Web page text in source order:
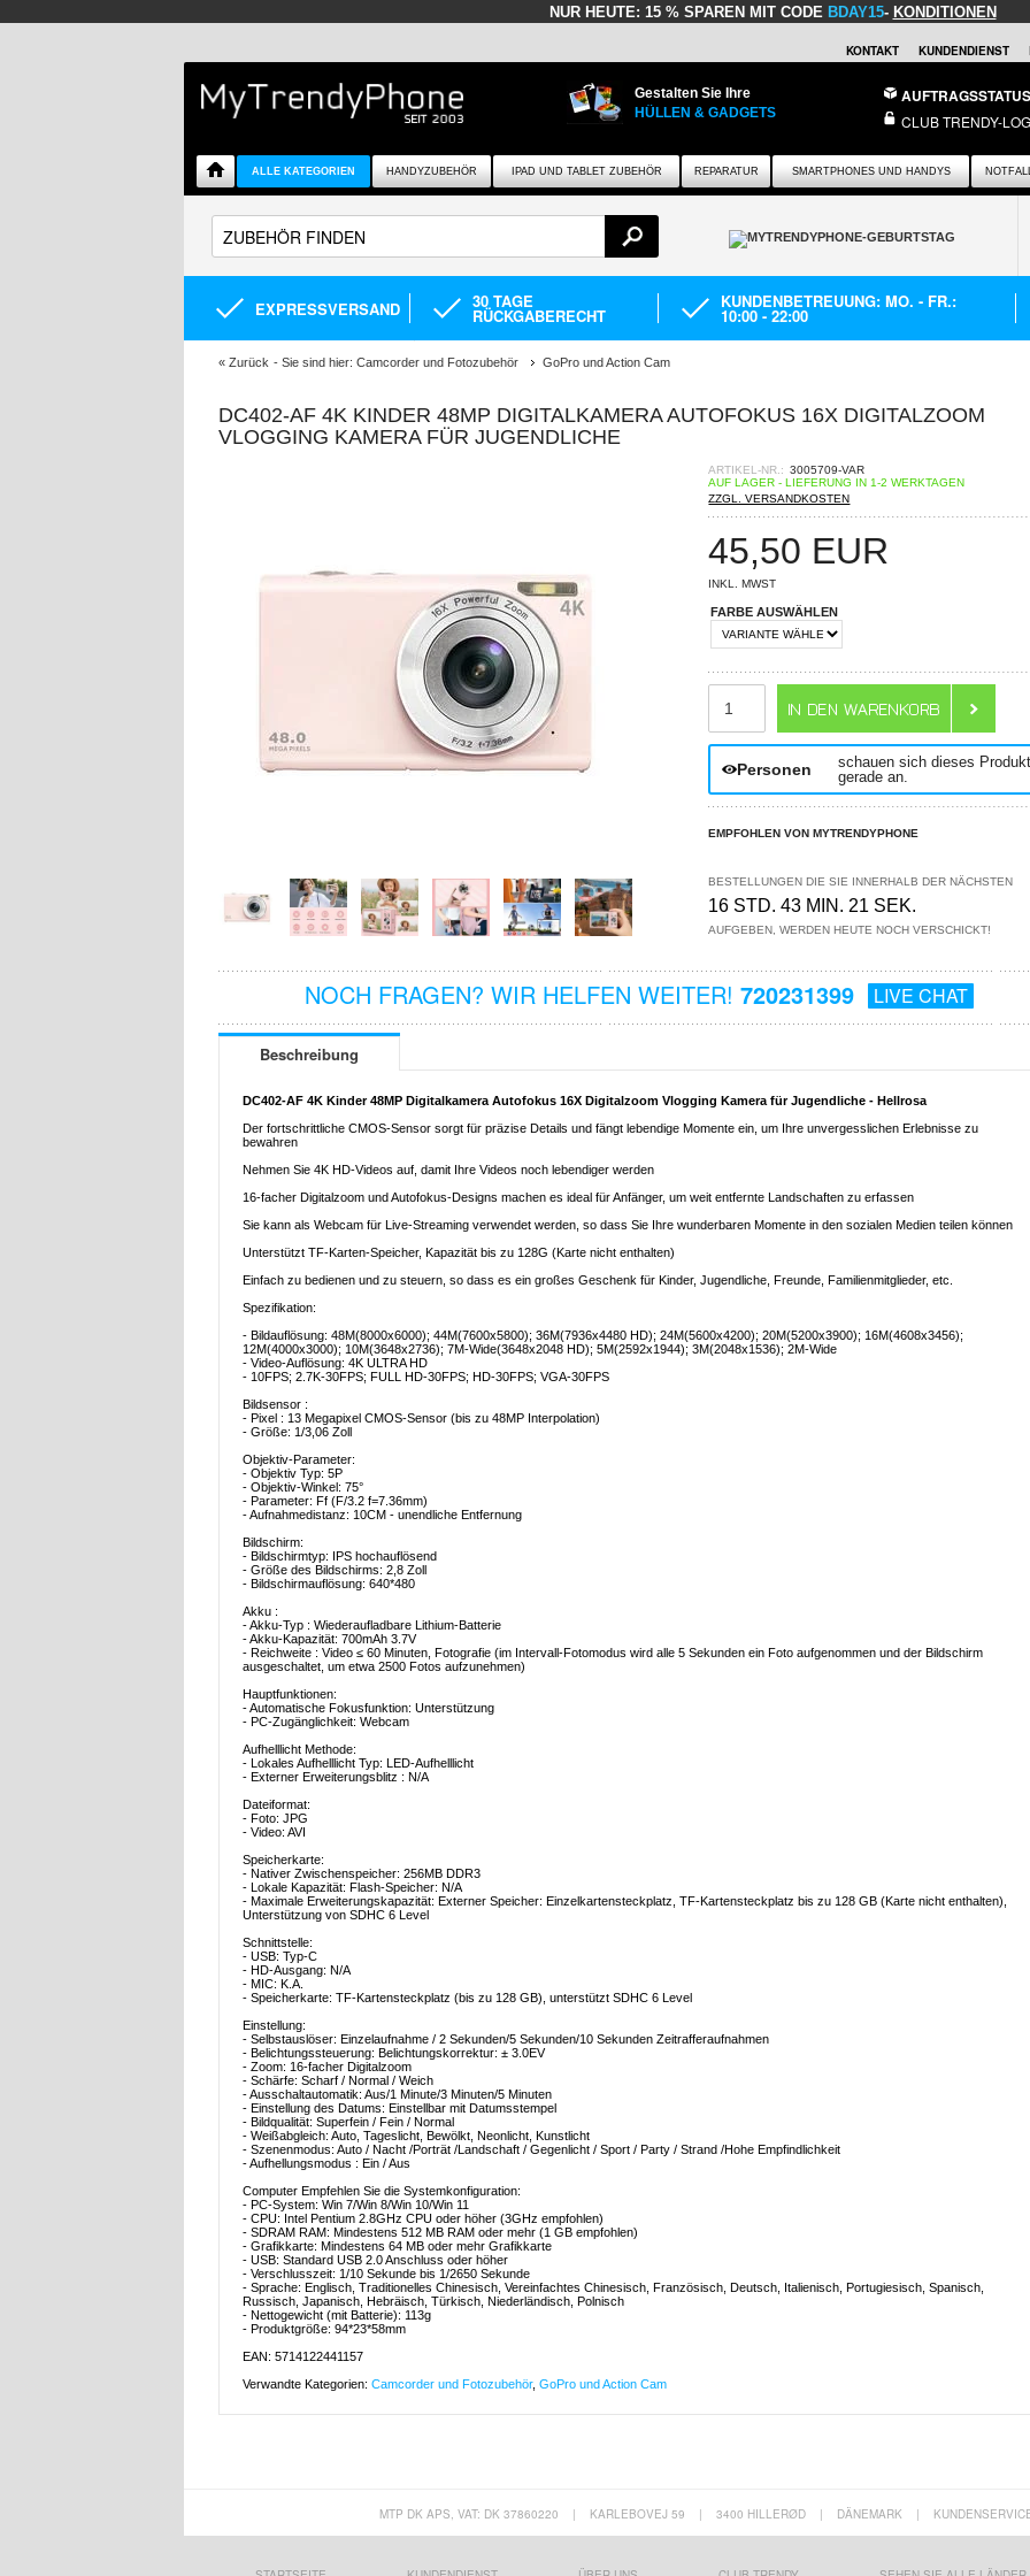
NUR HEUTE: 15 % SPAREN MIT CODE BDAY15- KONDITIONEN
KONTAKT KUNDENDIENST
Gestalten Sie Ihre
HÜLLEN & GADGETS
AUFTRAGSSTATUS
CLUB TRENDY-
ALLE KATEGORIEN HANDYZUBEHÖR IPAD UND TABLET ZUBEHÖR REPARATUR SMARTPHONES UND HANDYS
EXPRESSVERSAND 30 TAGE
RÜCKGABERECHT
KUNDENBETREUUNG: MO. - FR.:
10:00 - 22:00
« Zurück - Sie sind hier: Camcorder und Fotozubehör GoPro und Action Cam
DC402-AF 4K KINDER 48MP DIGITALKAMERA AUTOFOKUS 16X DIGITALZOOM
VLOGGING KAMERA FÜR JUGENDLICHE
ARTIKEL-NR.: 3005709-VAR
AUF LAGER - LIEFERUNG IN 1-2 WERKTAGEN
ZZGL. VERSANDKOSTEN
45,50 EUR
INKL. MWST
FARBE AUSWÄHLEN
Personen
schauen sich dieses Produkt
gerade an.
EMPFOHLEN VON MYTRENDYPHONE
BESTELLUNGEN DIE SIE INNERHALB DER NÄCHSTEN
16 STD. 43 MIN. 20 SEK.
AUFGEBEN, WERDEN HEUTE NOCH VERSCHICKT!
NOCH FRAGEN? WIR HELFEN WEITER! 720231399 LIVE CHAT
Beschreibung
DC402-AF 4K Kinder 48MP Digitalkamera Autofokus 16X Digitalzoom Vlogging Kamera für Jugendliche - Hellrosa
Der fortschrittliche CMOS-Sensor sorgt für präzise Details und fängt lebendige Momente ein, um Ihre unvergesslichen Erlebnisse zu
bewahren
Nehmen Sie 4K HD-Videos auf, damit Ihre Videos noch lebendiger werden
16-facher Digitalzoom und Autofokus-Designs machen es ideal für Anfänger, um weit entfernte Landschaften zu erfassen
Sie kann als Webcam für Live-Streaming verwendet werden, so dass Sie Ihre wunderbaren Momente in den sozialen Medien teilen können
Unterstützt TF-Karten-Speicher, Kapazität bis zu 128G (Karte nicht enthalten)
Einfach zu bedienen und zu steuern, so dass es ein großes Geschenk für Kinder, Jugendliche, Freunde, Familienmitglieder, etc.
Spezifikation:
- Bildauflösung: 48M(8000x6000); 44M(7600x5800); 36M(7936x4480 HD); 24M(5600x4200); 20M(5200x3900); 16M(4608x3456);
12M(4000x3000); 10M(3648x2736); 7M-Wide(3648x2048 HD); 5M(2592x1944); 3M(2048x1536); 2M-Wide
- Video-Auflösung: 4K ULTRA HD
- 10FPS; 2.7K-30FPS; FULL HD-30FPS; HD-30FPS; VGA-30FPS
Bildsensor :
- Pixel : 13 Megapixel CMOS-Sensor (bis zu 48MP Interpolation)
- Größe: 1/3,06 Zoll
Objektiv-Parameter:
- Objektiv Typ: 5P
- Objektiv-Winkel: 75°
- Parameter: Ff (F/3.2 f=7.36mm)
- Aufnahmedistanz: 10CM - unendliche Entfernung
Bildschirm:
- Bildschirmtyp: IPS hochauflösend
- Größe des Bildschirms: 2,8 Zoll
- Bildschirmauflösung: 640*480
Akku :
- Akku-Typ : Wiederaufladbare Lithium-Batterie
- Akku-Kapazität: 700mAh 3.7V
- Reichweite : Video ≤ 60 Minuten, Fotografie (im Intervall-Fotomodus wird alle 5 Sekunden ein Foto aufgenommen und der Bildschirm
ausgeschaltet, um etwa 2500 Fotos aufzunehmen)
Hauptfunktionen:
- Automatische Fokusfunktion: Unterstützung
- PC-Zugänglichkeit: Webcam
Aufhelllicht Methode:
- Lokales Aufhelllicht Typ: LED-Aufhelllicht
- Externer Erweiterungsblitz : N/A
Dateiformat:
- Foto: JPG
- Video: AVI
Speicherkarte:
- Nativer Zwischenspeicher: 256MB DDR3
- Lokale Kapazität: Flash-Speicher: N/A
- Maximale Erweiterungskapazität: Externer Speicher: Einzelkartensteckplatz, TF-Kartensteckplatz bis zu 128 GB (Karte nicht enthalten),
Unterstützung von SDHC 6 Level
Schnittstelle:
- USB: Typ-C
- HD-Ausgang: N/A
- MIC: K.A.
- Speicherkarte: TF-Kartensteckplatz (bis zu 128 GB), unterstützt SDHC 6 Level
Einstellung:
- Selbstauslöser: Einzelaufnahme / 2 Sekunden/5 Sekunden/10 Sekunden Zeitrafferaufnahmen
- Belichtungssteuerung: Belichtungskorrektur: ± 3.0EV
- Zoom: 16-facher Digitalzoom
- Schärfe: Scharf / Normal / Weich
- Ausschaltautomatik: Aus/1 Minute/3 Minuten/5 Minuten
- Einstellung des Datums: Einstellbar mit Datumsstempel
- Bildqualität: Superfein / Fein / Normal
- Weißabgleich: Auto, Tageslicht, Bewölkt, Neonlicht, Kunstlicht
- Szenenmodus: Auto / Nacht /Porträt /Landschaft / Gegenlicht / Sport / Party / Strand /Hohe Empfindlichkeit
- Aufhellungsmodus : Ein / Aus
Computer Empfehlen Sie die Systemkonfiguration:
- PC-System: Win 7/Win 8/Win 10/Win 11
- CPU: Intel Pentium 2.8GHz CPU oder höher (3GHz empfohlen)
- SDRAM RAM: Mindestens 512 MB RAM oder mehr (1 GB empfohlen)
- Grafikkarte: Mindestens 64 MB oder mehr Grafikkarte
- USB: Standard USB 2.0 Anschluss oder höher
- Verschlusszeit: 1/10 Sekunde bis 1/2650 Sekunde
- Sprache: Englisch, Traditionelles Chinesisch, Vereinfachtes Chinesisch, Französisch, Deutsch, Italienisch, Portugiesisch, Spanisch,
Russisch, Japanisch, Hebräisch, Türkisch, Niederländisch, Polnisch
- Nettogewicht (mit Batterie): 113g
- Produktgröße: 94*23*58mm
EAN: 5714122441157
Verwandte Kategorien: Camcorder und Fotozubehör, GoPro und Action Cam
MTP DK APS, VAT: DK 37860220 | KARLEBOVEJ 59 | 3400 HILLERØD | DÄNEMARK |